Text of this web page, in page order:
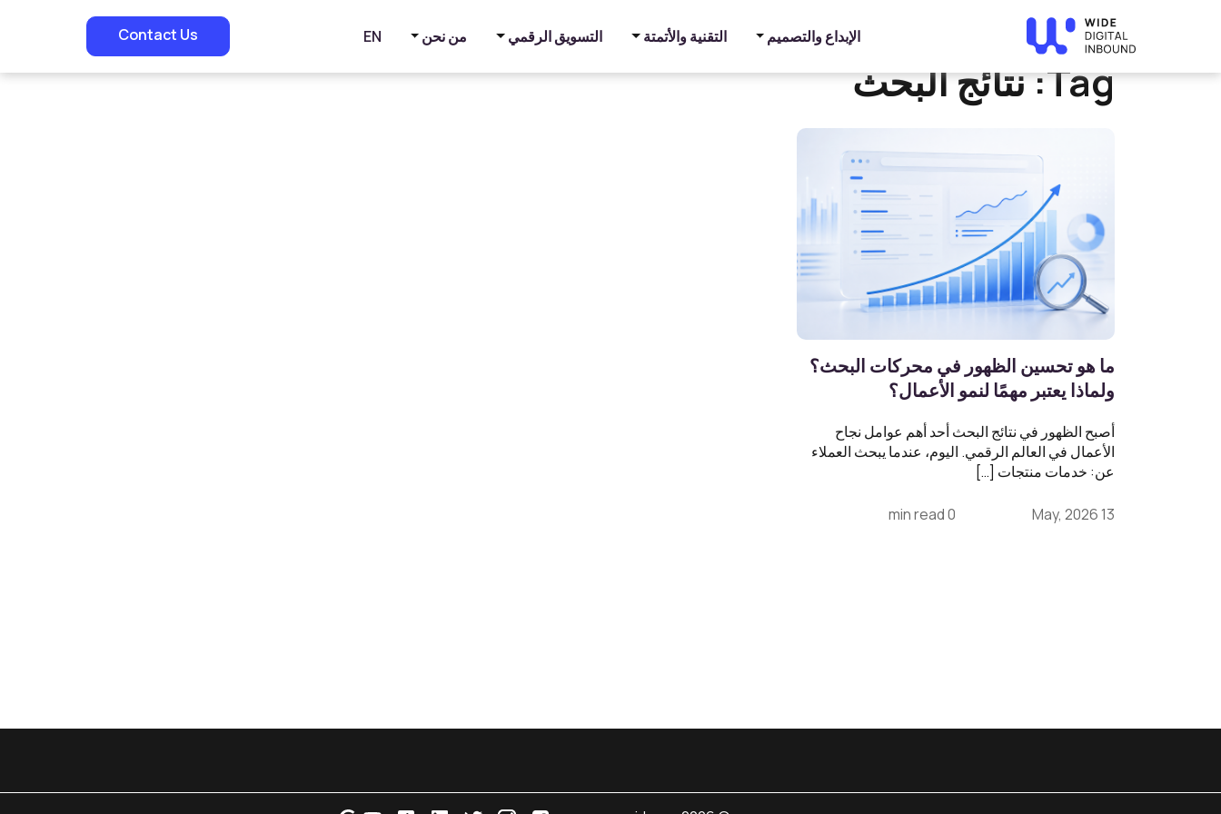
الإبداع والتصميم التقنية والأتمتة التسويق الرقمي من نحن EN
Contact Us Home
» نتائج البحث
Tag: نتائج البحث
ما هو تحسين الظهور في محركات البحث؟
ولماذا يعتبر مهمًا لنمو الأعمال؟
أصبح الظهور في نتائج البحث أحد أهم عوامل نجاح
الأعمال في العالم الرقمي. اليوم، عندما يبحث العملاء
عن: خدمات منتجات […]
13 May, 2026
0 min read